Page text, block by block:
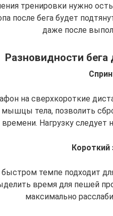
тренировки нужно
после бега будет
даже после
Разновидности
на сверхкороткие
мышцы тела, позволить
времени. Нагрузку следует
Короткий
темпе подходит
время для пешей
максимально